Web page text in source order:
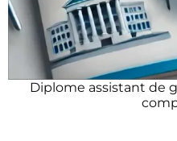
Diplome assistant de